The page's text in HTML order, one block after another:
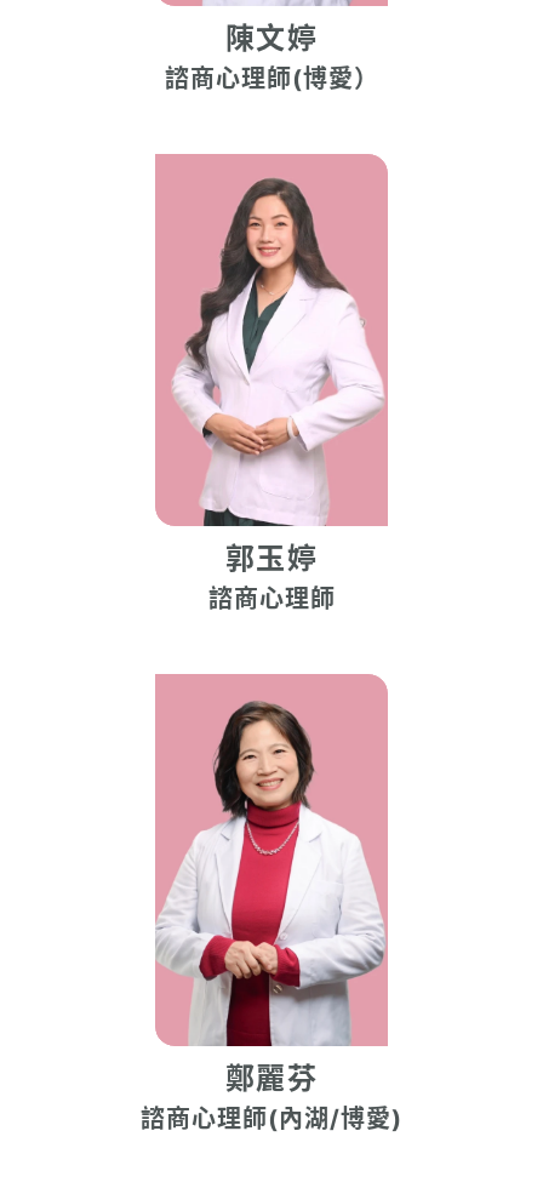
陳文婷
諮商心理師(博愛）
郭玉婷
諮商心理師
鄭麗芬
諮商心理師(內湖/博愛)